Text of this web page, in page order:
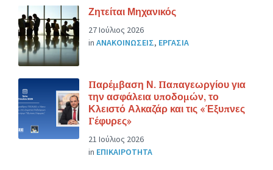
Ζητείται Μηχανικός
27 Ιούλιος 2026
in ΑΝΑΚΟΙΝΩΣΕΙΣ, ΕΡΓΑΣΙΑ
Παρέμβαση Ν. Παπαγεωργίου για
την ασφάλεια υποδομών, το
Κλειστό Αλκαζάρ και τις «Έξυπνες
Γέφυρες»
21 Ιούλιος 2026
in ΕΠΙΚΑΙΡΟΤΗΤΑ